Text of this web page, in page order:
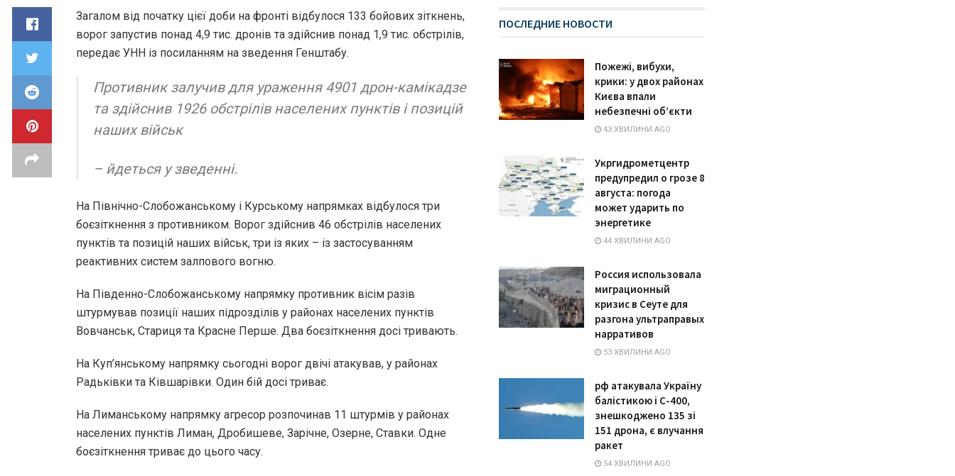
Загалом від початку цієї доби на фронті відбулося 133 бойових зіткнень,
ворог запустив понад 4,9 тис. дронів та здійснив понад 1,9 тис. обстрілів,
передає УНН із посиланням на зведення Генштабу.
Противник залучив для ураження 4901 дрон-камікадзе
та здійснив 1926 обстрілів населених пунктів і позицій
наших військ
– йдеться у зведенні.
На Північно-Слобожанському і Курському напрямках відбулося три
боєзіткнення з противником. Ворог здійснив 46 обстрілів населених
пунктів та позицій наших військ, три із яких – із застосуванням
реактивних систем залпового вогню.
На Південно-Слобожанському напрямку противник вісім разів
штурмував позиції наших підрозділів у районах населених пунктів
Вовчанськ, Стариця та Красне Перше. Два боєзіткнення досі тривають.
На Куп’янському напрямку сьогодні ворог двічі атакував, у районах
Радьківки та Ківшарівки. Один бій досі триває.
На Лиманському напрямку агресор розпочинав 11 штурмів у районах
населених пунктів Лиман, Дробишеве, Зарічне, Озерне, Ставки. Одне
боєзіткнення триває до цього часу.
ПОСЛЕДНИЕ НОВОСТИ
Пожежі, вибухи,
крики: у двох районах
Києва впали
небезпечні об’єкти
43 ХВИЛИНИ AGO
Укргидрометцентр
предупредил о грозе 8
августа: погода
может ударить по
энергетике
44 ХВИЛИНИ AGO
Россия использовала
миграционный
кризис в Сеуте для
разгона ультраправых
нарративов
53 ХВИЛИНИ AGO
рф атакувала Україну
балістикою і С-400,
знешкоджено 135 зі
151 дрона, є влучання
ракет
54 ХВИЛИНИ AGO